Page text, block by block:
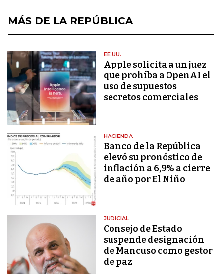
MÁS DE LA REPÚBLICA
EE.UU.
Apple solicita a un juez
que prohíba a OpenAI el
uso de supuestos
secretos comerciales
HACIENDA
Banco de la República
elevó su pronóstico de
inflación a 6,9% a cierre
de año por El Niño
JUDICIAL
Consejo de Estado
suspende designación
de Mancuso como gestor
de paz